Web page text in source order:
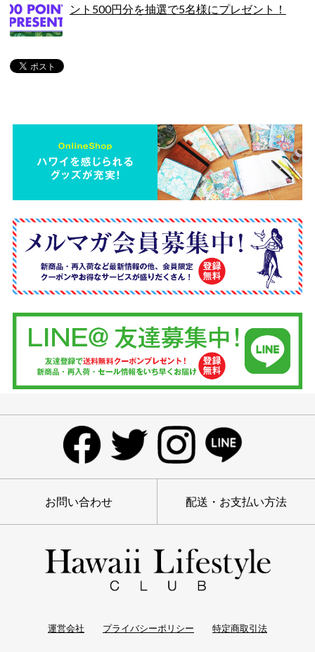
ント500円分を抽選で5名様にプレゼント！
お問い合わせ 配送・お支払い方法
運営会社 プライバシーポリシー 特定商取引法